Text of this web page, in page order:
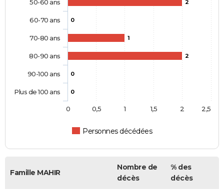
2
0
1
2
0
0
Personnes décédées
50-60 ans
60-70 ans
70-80 ans
80-90 ans
90-100 ans
Plus de 100 ans
0 0,5 1 1,5 2 2,5
Famille MAHIR
Nombre de
décès
% des
décès